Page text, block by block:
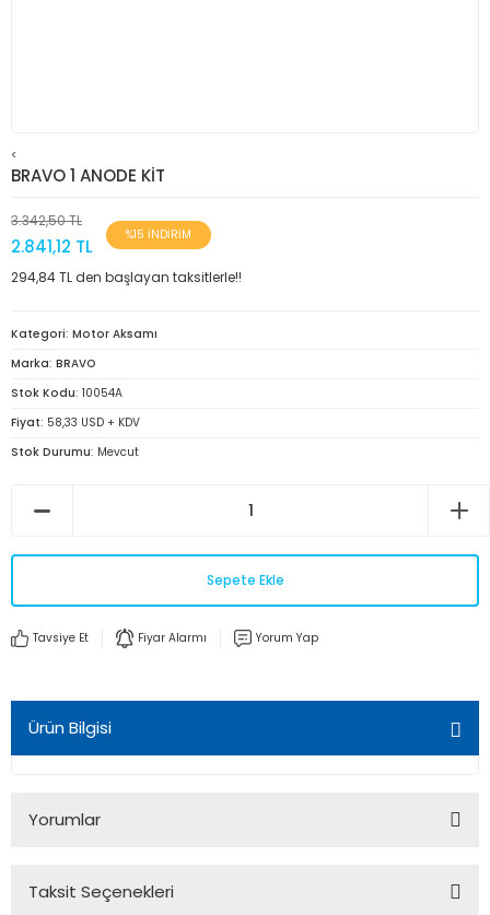
<
BRAVO 1 ANODE KİT
3.342,50 TL
2.841,12 TL
%15 İNDİRİM
294,84 TL den başlayan taksitlerle!!
Kategori Motor Aksamı
Marka BRAVO
Stok Kodu 10054A
Fiyat 58,33 USD + KDV
Stok Durumu Mevcut
Sepete Ekle
Tavsiye Et Fiyar Alarmı Yorum Yap
Ürün Bilgisi
Yorumlar
Taksit Seçenekleri